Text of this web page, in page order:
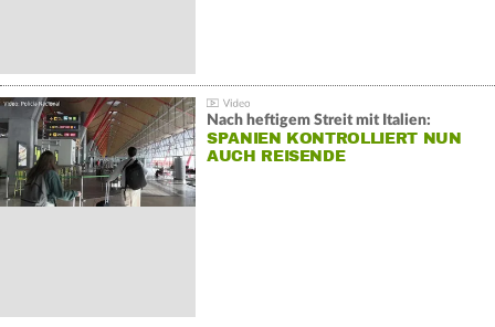
Nach heftigem Streit mit Italien:
SPANIEN KONTROLLIERT NUN
AUCH REISENDE